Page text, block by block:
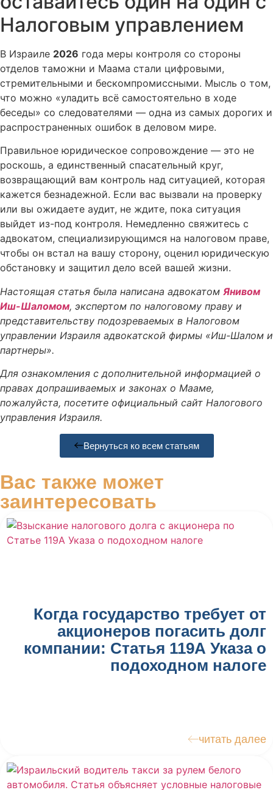
Налоговым управлением
В Израиле 2026 года меры контроля со стороны
отделов таможни и Маама стали цифровыми,
стремительными и бескомпромиссными. Мысль о том,
что можно «уладить всё самостоятельно в ходе
беседы» со следователями — одна из самых дорогих и
распространенных ошибок в деловом мире.
Правильное юридическое сопровождение — это не
роскошь, а единственный спасательный круг,
возвращающий вам контроль над ситуацией, которая
кажется безнадежной. Если вас вызвали на проверку
или вы ожидаете аудит, не ждите, пока ситуация
выйдет из-под контроля. Немедленно свяжитесь с
адвокатом, специализирующимся на налоговом праве,
чтобы он встал на вашу сторону, оценил юридическую
обстановку и защитил дело всей вашей жизни.
Настоящая статья была написана адвокатом Янивом
Иш-Шаломом, экспертом по налоговому праву и
представительству подозреваемых в Налоговом
управлении Израиля адвокатской фирмы «Иш-Шалом и
партнеры».
Для ознакомления с дополнительной информацией о
правах допрашиваемых и законах о Мааме,
пожалуйста, посетите официальный сайт Налогового
управления Израиля.
Вернуться ко всем статьям
Вас также может
заинтересовать
Когда государство требует от
акционеров погасить долг
компании: Статья 119А Указа о
подоходном налоге
читать далее